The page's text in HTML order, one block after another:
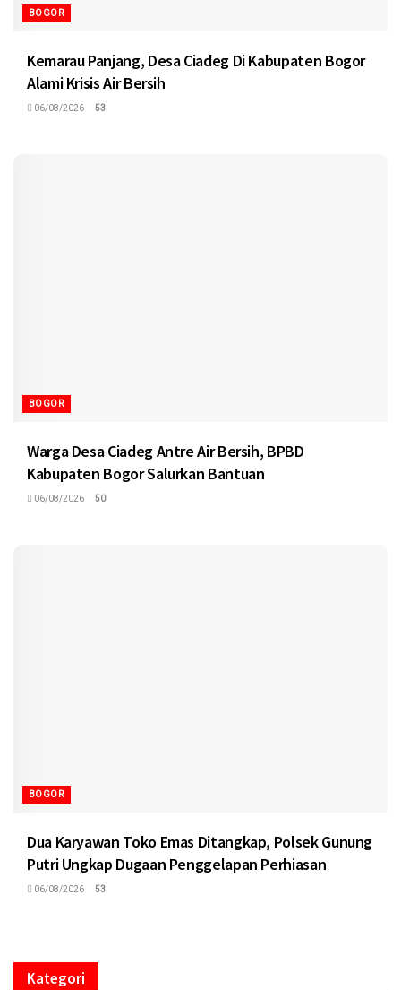
BOGOR
Kemarau Panjang, Desa Ciadeg Di Kabupaten Bogor
Alami Krisis Air Bersih
06/08/2026 53
BOGOR
Warga Desa Ciadeg Antre Air Bersih, BPBD
Kabupaten Bogor Salurkan Bantuan
06/08/2026 50
BOGOR
Dua Karyawan Toko Emas Ditangkap, Polsek Gunung
Putri Ungkap Dugaan Penggelapan Perhiasan
06/08/2026 53
Kategori